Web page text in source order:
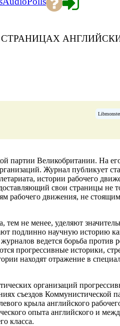
АНГЛИЙСКИХ
партии Великобритании. На
Журнал публикует
истории рабочего
свои страницы не
рабочего движения, не
не менее, уделяют
подлинно научную историю
ведется борьба против
прогрессивные историки,
находят отражение в
организаций
съездов Коммунистической
крыла английского
опыта английского и
класса.